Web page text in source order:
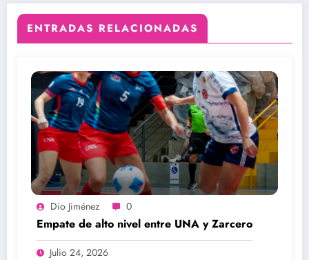
ENTRADAS RELACIONADAS
Dio Jiménez 0
Empate de alto nivel entre UNA y Zarcero
Julio 24, 2026